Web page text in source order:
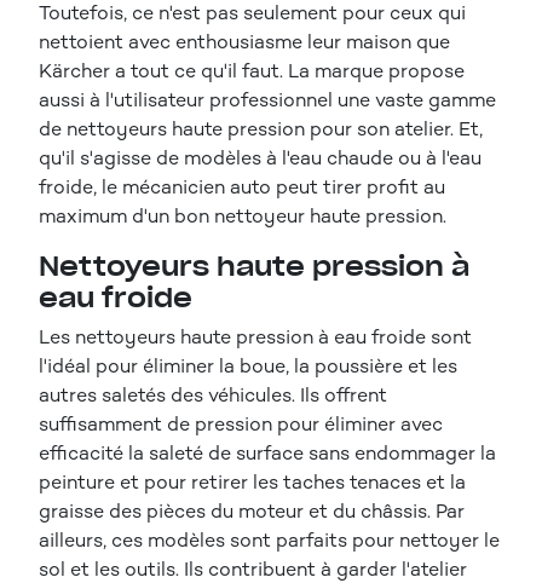
Toutefois, ce n'est pas seulement pour ceux qui
nettoient avec enthousiasme leur maison que
Kärcher a tout ce qu'il faut. La marque propose
aussi à l'utilisateur professionnel une vaste gamme
de nettoyeurs haute pression pour son atelier. Et,
qu'il s'agisse de modèles à l'eau chaude ou à l'eau
froide, le mécanicien auto peut tirer profit au
maximum d'un bon nettoyeur haute pression.
Nettoyeurs haute pression à
eau froide
Les nettoyeurs haute pression à eau froide sont
l'idéal pour éliminer la boue, la poussière et les
autres saletés des véhicules. Ils offrent
suffisamment de pression pour éliminer avec
efficacité la saleté de surface sans endommager la
peinture et pour retirer les taches tenaces et la
graisse des pièces du moteur et du châssis. Par
ailleurs, ces modèles sont parfaits pour nettoyer le
sol et les outils. Ils contribuent à garder l'atelier